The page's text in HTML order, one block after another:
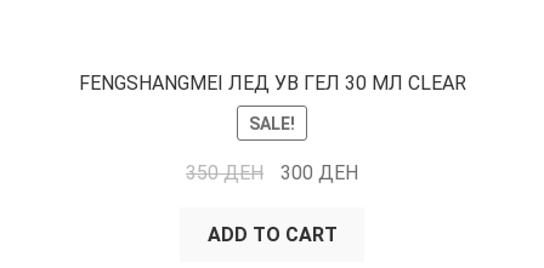
FENGSHANGMEI ЛЕД УВ ГЕЛ 30 МЛ CLEAR
SALE!
350ДЕН 300 ДЕН
ADD TO CART